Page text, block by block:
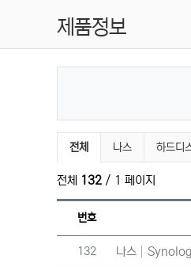
제품정보
제품정보 분류 목
전체 나스 하드디
전체 132 / 1 페이지
번호
번호
132 나스